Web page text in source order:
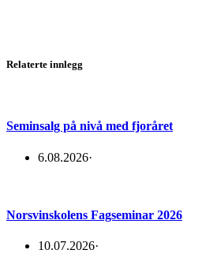
Relaterte innlegg
Seminsalg på nivå med fjoråret
6.08.2026·
Norsvinskolens Fagseminar 2026
10.07.2026·